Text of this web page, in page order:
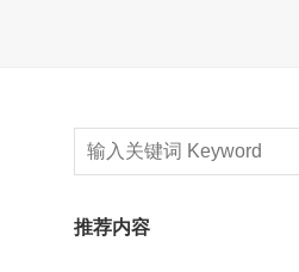
推荐内容